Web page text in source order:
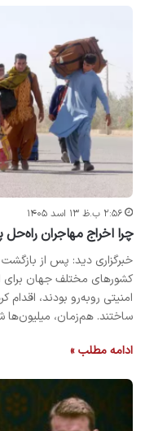
۲:۵۶ ب.ظ ۱۳ اسد ۱۴۰۵
چرا اخراج مهاجران راه‌حل
کشورهای مختلف جهان برای
ساختند. هم‌زمان، میلیون‌ها
ادامه مطلب »